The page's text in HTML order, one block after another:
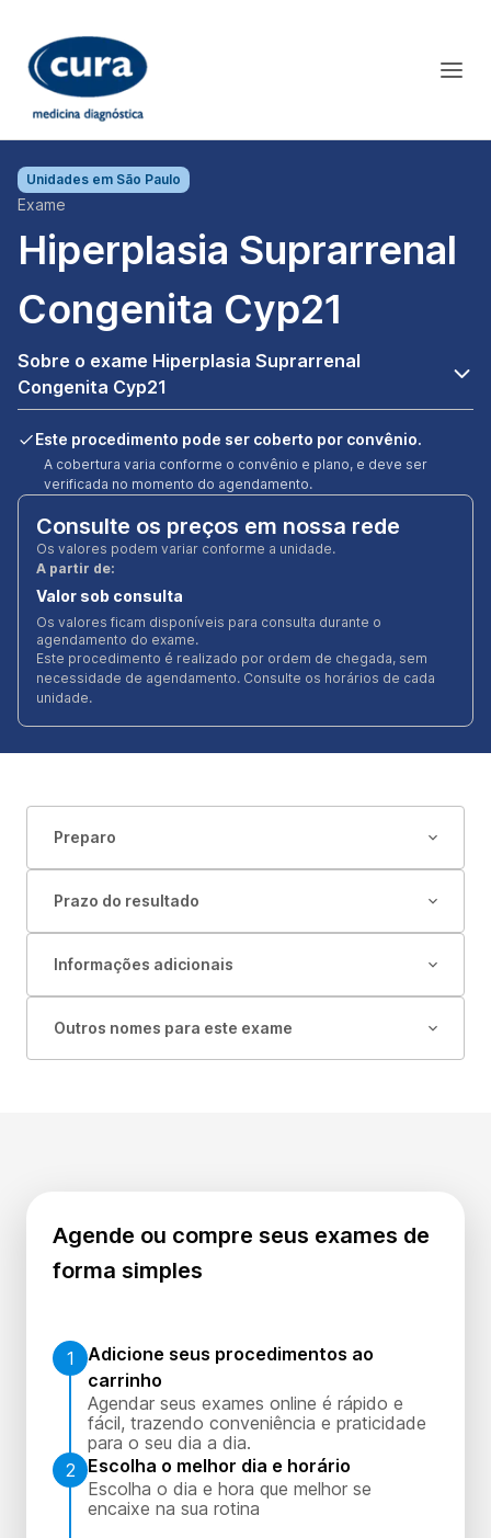
Unidades em São Paulo
Exame
Hiperplasia Suprarrenal
Congenita Cyp21
Sobre o exame Hiperplasia Suprarrenal
Congenita Cyp21
Este procedimento pode ser coberto por convênio.
A cobertura varia conforme o convênio e plano, e deve ser
verificada no momento do agendamento.
Consulte os preços em nossa rede
Os valores podem variar conforme a unidade.
A partir de:
Valor sob consulta
Os valores ficam disponíveis para consulta durante o
agendamento do exame.
Este procedimento é realizado por ordem de chegada, sem
necessidade de agendamento. Consulte os horários de cada
unidade.
Preparo
Prazo do resultado
Informações adicionais
Outros nomes para este exame
Agende ou compre seus exames de
forma simples
1
Adicione seus procedimentos ao
carrinho
Agendar seus exames online é rápido e
fácil, trazendo conveniência e praticidade
para o seu dia a dia.
2
Escolha o melhor dia e horário
Escolha o dia e hora que melhor se
encaixe na sua rotina